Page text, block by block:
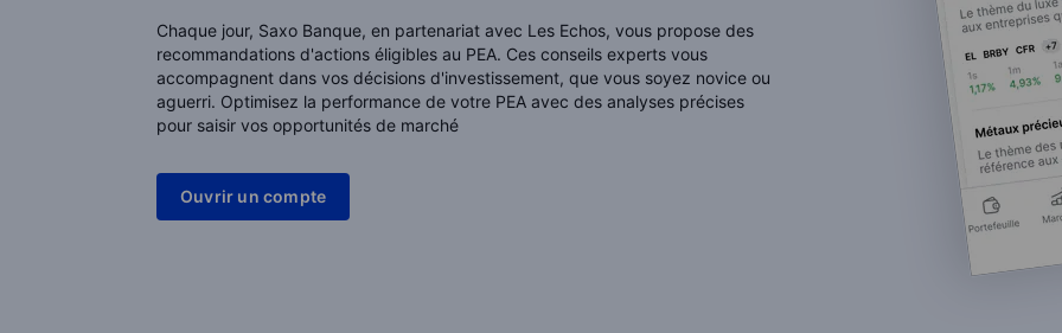
Chaque jour, Saxo Banque, en partenariat avec Les Echos, vous propose des
recommandations d'actions éligibles au PEA. Ces conseils experts vous
accompagnent dans vos décisions d'investissement, que vous soyez novice ou
aguerri. Optimisez la performance de votre PEA avec des analyses précises
pour saisir vos opportunités de marché
Ouvrir un compte